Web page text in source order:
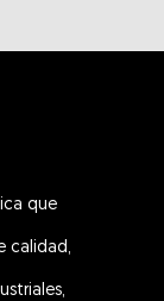
que
calidad,